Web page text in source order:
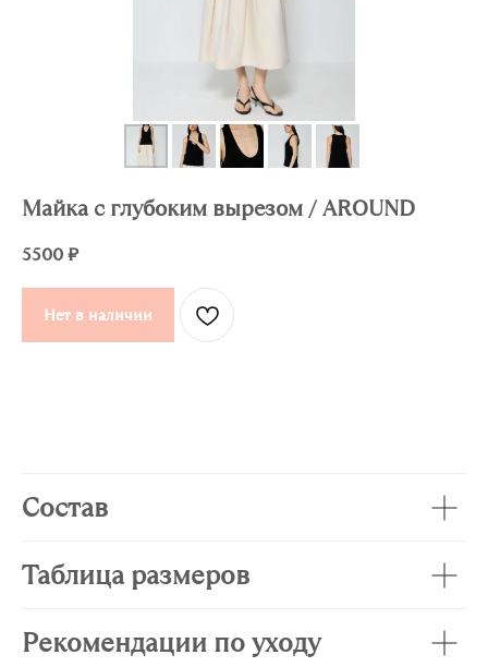
Майка с глубоким вырезом / AROUND
5500₽
Нет в наличии
Состав
Таблица размеров
Рекомендации по уходу